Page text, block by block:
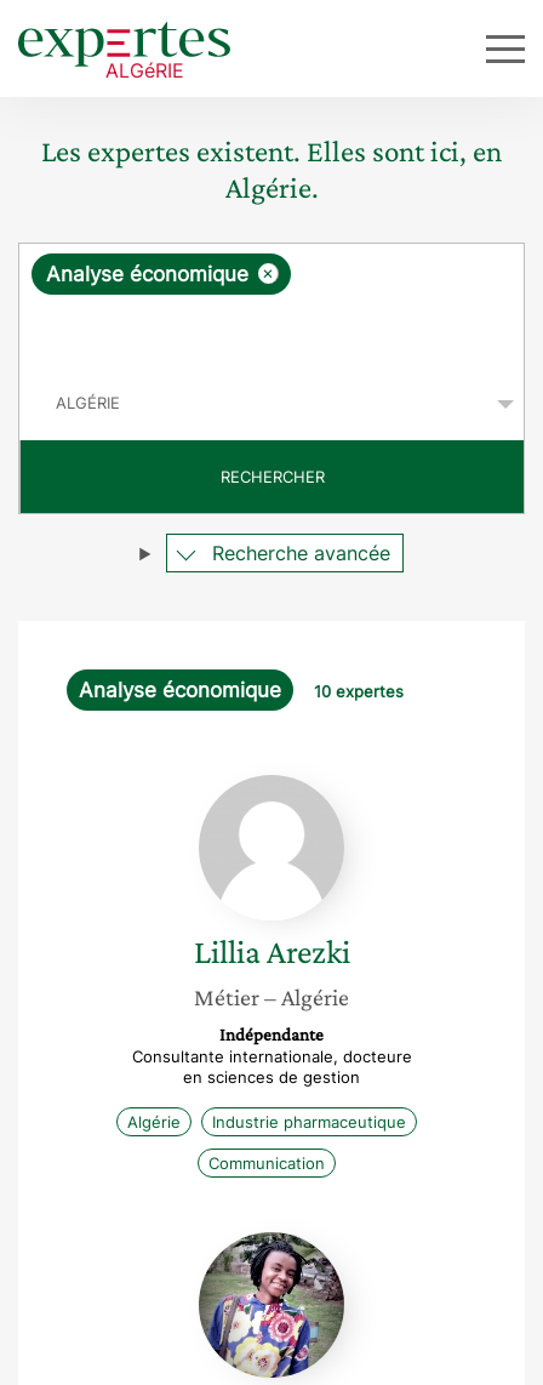
Les expertes existent. Elles sont ici, en
Algérie.
R
ê
e
×
Analyse économique
RECHERCHER
Recherche avancée
Analyse économique 10 expertes
Lillia
Arezki
LilliaArezki
Métier– Algérie
Indépendante
Consultante internationale, docteure
en sciences de gestion
Algérie Industrie pharmaceutique
Communication
Nechi
Ashuza